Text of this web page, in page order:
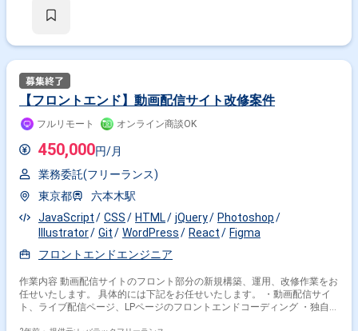
【フロントエンド】動画配信サイト改修案件
フルリモート オンライン商談OK
450,000円/月
業務委託(フリーランス)
東京都
六本木駅
JavaScript
CSS HTML jQuery
Photoshop
Illustrator
Git WordPress React
Figma
フロントエンドエンジニア
作業内容 動画配信サイトのフロント部分の新規構築、運用、改修作業をお
任せいたします。 具体的には下記をお任せいたします。 ・動画配信サイ
ト、ライブ配信ページ、LPページのフロントエンドコーディング ・独自